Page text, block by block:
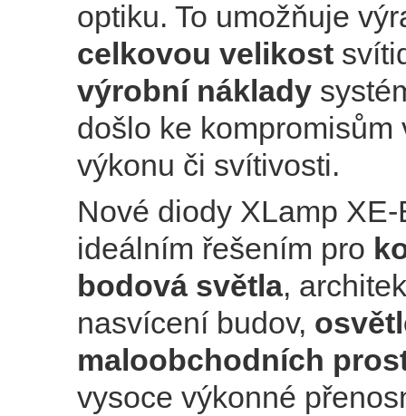
optiku. To umožňuje
celkovou velikost
výrobní náklady
došlo ke kompromisům
výkonu či svítivosti.
Nové diody XLamp
ideálním řešením pro
bodová světla,
nasvícení budov,
maloobchodních
vysoce výkonné